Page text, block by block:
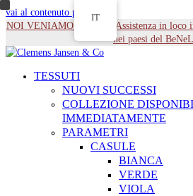
vai al contenuto principale
NOI VENIAMO DA TE - Assistenza in loco
nei paesi del
TESSUTI
NUOVI SUCCESSI
COLLEZIONE
IMMEDIATAMENTE
PARAMETRI
CASULE
BIANCA
VERDE
VIOLA
IT